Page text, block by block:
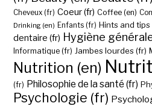
Cheveux (fr) Coeur (fr) Coffee (en)
Drinking (en) Enfants (fr) Hints and tips
dentaire (fr) Hygiène
Informatique (fr) Jambes lourdes (fr)
Nutrition (en)
(fr) Philosophie de la santé (fr)
Psychologie (fr)